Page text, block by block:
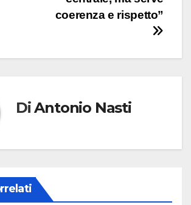
coerenza e rispetto”
DiAntonio Nasti